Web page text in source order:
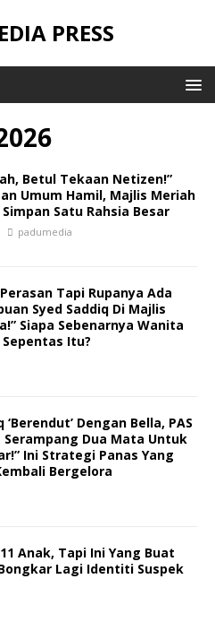
PRESS
Betul Tekaan Netizen!”
Umum Hamil, Majlis Meriah
Satu Rahsia Besar
padumedia
Tapi Rupanya Ada
Syed Saddiq Di Majlis
Siapa Sebenarnya Wanita
Itu?
‘Berendut’ Dengan Bella, PAS
Serampang Dua Mata Untuk
Ini Strategi Panas Yang
Bergelora
Anak, Tapi Ini Yang Buat
Lagi Identiti Suspek